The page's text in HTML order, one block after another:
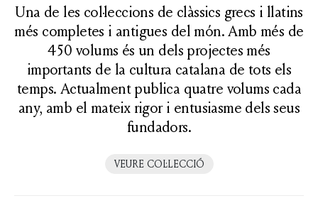
Una de les col·leccions de clàssics grecs i llatins
més completes i antigues del món. Amb més de
450 volums és un dels projectes més
importants de la cultura catalana de tots els
temps. Actualment publica quatre volums cada
any, amb el mateix rigor i entusiasme dels seus
fundadors.
VEURE COL·LECCIÓ